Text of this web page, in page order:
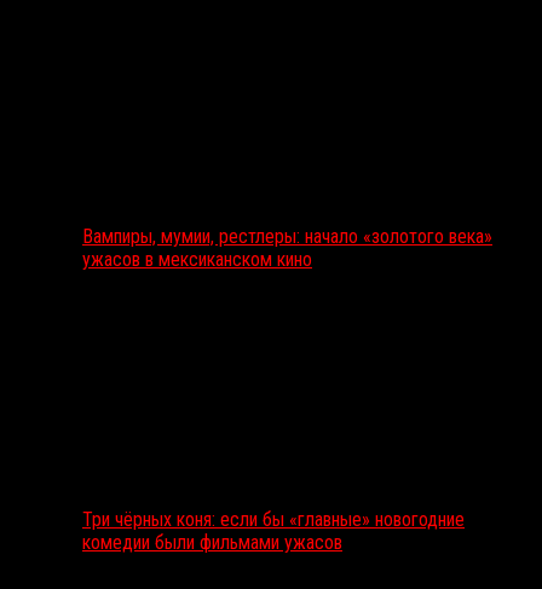
Вампиры, мумии, рестлеры: начало «золотого века»
ужасов в мексиканском кино
Три чёрных коня: если бы «главные» новогодние
комедии были фильмами ужасов